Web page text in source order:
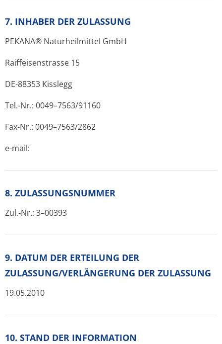
7. INHABER DER ZULASSUNG
PEKANA® Naturheilmittel GmbH
Raiffeisenstrasse 15
DE-88353 Kisslegg
Tel.-Nr.: 0049–7563/91160
Fax-Nr.: 0049–7563/2862
e-mail:
8. ZULASSUNGSNUMMER
Zul.-Nr.: 3–00393
9. DATUM DER ERTEILUNG DER
ZULASSUNG/VERLÄNGERUNG DER ZULASSUNG
19.05.2010
10. STAND DER INFORMATION